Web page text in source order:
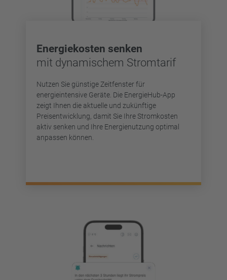
Energiekosten senken
mit dynamischem Stromtarif
Nutzen Sie günstige Zeitfenster für
energieintensive Geräte. Die EnergieHub-App
zeigt Ihnen die aktuelle und zukünftige
Preisentwicklung, damit Sie Ihre Stromkosten
aktiv senken und Ihre Energienutzung optimal
anpassen können.